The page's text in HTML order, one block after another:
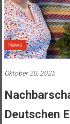
News
Oktober 20, 2025
Deutschen